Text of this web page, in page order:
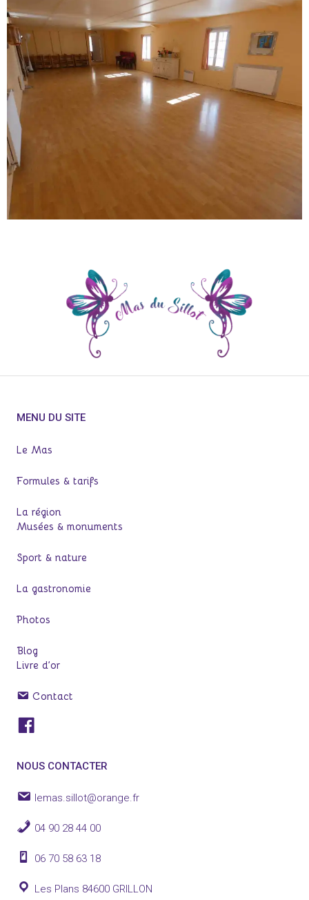
MENU DU SITE
Le Mas
Formules & tarifs
La région
Musées & monuments
Sport & nature
La gastronomie
Photos
Blog
Livre d’or
Contact
NOUS CONTACTER
lemas.sillot@orange.fr
04 90 28 44 00
06 70 58 63 18
Les Plans 84600 GRILLON